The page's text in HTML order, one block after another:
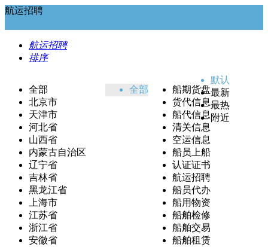
航运招聘
航运招聘
排序
全部
北京市
天津市
河北省
山西省
内蒙古自治区
辽宁省
吉林省
黑龙江省
上海市
江苏省
浙江省
安徽省
全部
船期货盘
货代信息
船代信息
清关信息
空运信息
船员上船
认证证书
航运招聘
船员代办
船用物资
船舶检修
船舶交易
船舶租赁
默认
最新
最热
附近